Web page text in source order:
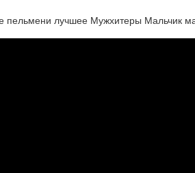
пельмени лучшее Мужхитеры Мальчик